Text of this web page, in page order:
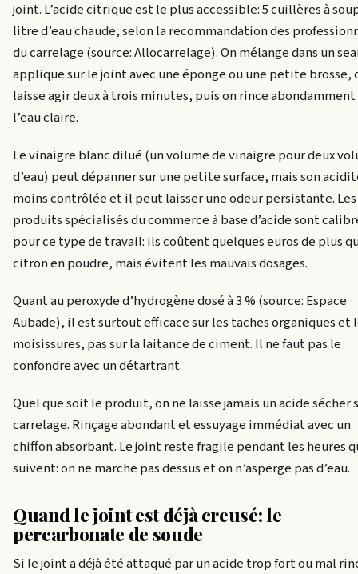
joint. L’acide citrique est le plus accessible: 5 cuillères à
litre d’eau chaude, selon la recommandation des
du carrelage (source: Allocarrelage). On mélange dans un
applique sur le joint avec une éponge ou une petite brosse,
laisse agir deux à trois minutes, puis on rince abondamment
l’eau claire.
Le vinaigre blanc dilué (un volume de vinaigre pour deux
d’eau) peut dépanner sur une petite surface, mais son
moins contrôlée et il peut laisser une odeur persistante. Les
produits spécialisés du commerce à base d’acide sont
pour ce type de travail: ils coûtent quelques euros de plus
citron en poudre, mais évitent les mauvais dosages.
Quant au peroxyde d’hydrogène dosé à 3 % (source: Espace
Aubade), il est surtout efficace sur les taches organiques et
moisissures, pas sur la laitance de ciment. Il ne faut pas le
confondre avec un détartrant.
Quel que soit le produit, on ne laisse jamais un acide sécher
carrelage. Rinçage abondant et essuyage immédiat avec un
chiffon absorbant. Le joint reste fragile pendant les heures
suivent: on ne marche pas dessus et on n’asperge pas d’eau.
Quand le joint est déjà creusé: le
percarbonate de soude
Si le joint a déjà été attaqué par un acide trop fort ou mal